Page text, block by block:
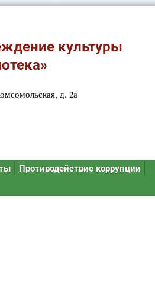
культуры
д. 2а
Противодействие коррупции